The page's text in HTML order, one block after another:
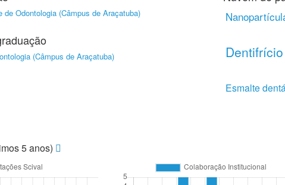
de Odontologia (Câmpus de Araçatuba)
(Câmpus de Araçatuba)
Esmalte
5 anos)